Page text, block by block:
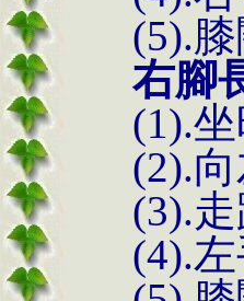
(5).
右腳
(1).
(2).
(3).
(4).